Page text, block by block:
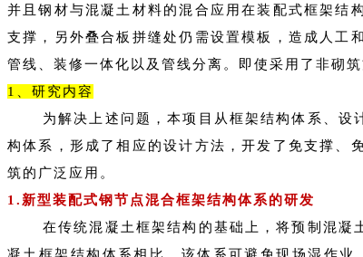
并且钢材与混凝土材料的混合应用在装配式框架结
支撑，另外叠合板拼缝处仍需设置模板，造成人工
管线、装修一体化以及管线分离。即使采用了非砌
1、 研究内容
为解决上述问题，本项目从框架结构体系、
构体系，形成了相应的设计方法，开发了免支撑、
筑的广泛应用。
1.新型装配式钢节点混合框架结构体系的研发
在传统混凝土框架结构的基础上，将预制混凝
凝土框架结构体系相比，该体系可避免现场湿作